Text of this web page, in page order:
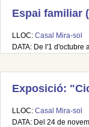
Espai familiar
LLOC: Casal Mira-sol
DATA: De l'1
Exposició:
LLOC: Casal Mira-sol
DATA: Del 24 de